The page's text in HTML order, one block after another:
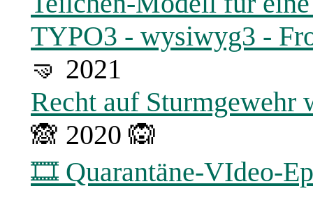
TYPO3 - wysiwyg3 -
🤜 2021
Recht auf Sturmgewehr
🙈 2020 🙉
🎞 Quarantäne-VIdeo-